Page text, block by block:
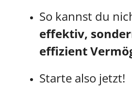
So kannst du
effektiv,
effizient
Starte also jetzt!